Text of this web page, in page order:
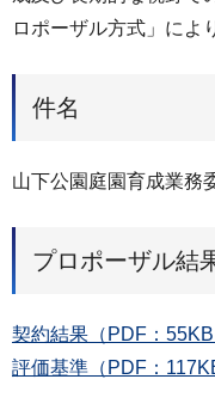
ロポーザル方式」によ
件名
山下公園庭園育成業務
プロポーザル結
契約結果（PDF：55KB
評価基準（PDF：